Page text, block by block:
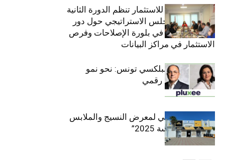
الهيئة التونسية للاستثمار تنظم الدورة الثانية
والعشرين للمجلس الاستراتيجي حول دور
القطاع الخاص في بلورة الإصلاحات وفرص
الاستثمار في مراكز البيانات
قيادة مزدوجة لبلكسي تونس: نحو نمو
متسارع وتحول رقمي
الافتتاح الرسمي لمعرض النسيج والملابس
“إنترتكس سوسة 2025”